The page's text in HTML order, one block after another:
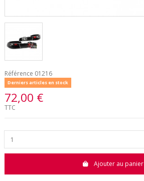
Référence 01216
Derniers articles en stock
72,00 €
TTC
Ajouter au panier